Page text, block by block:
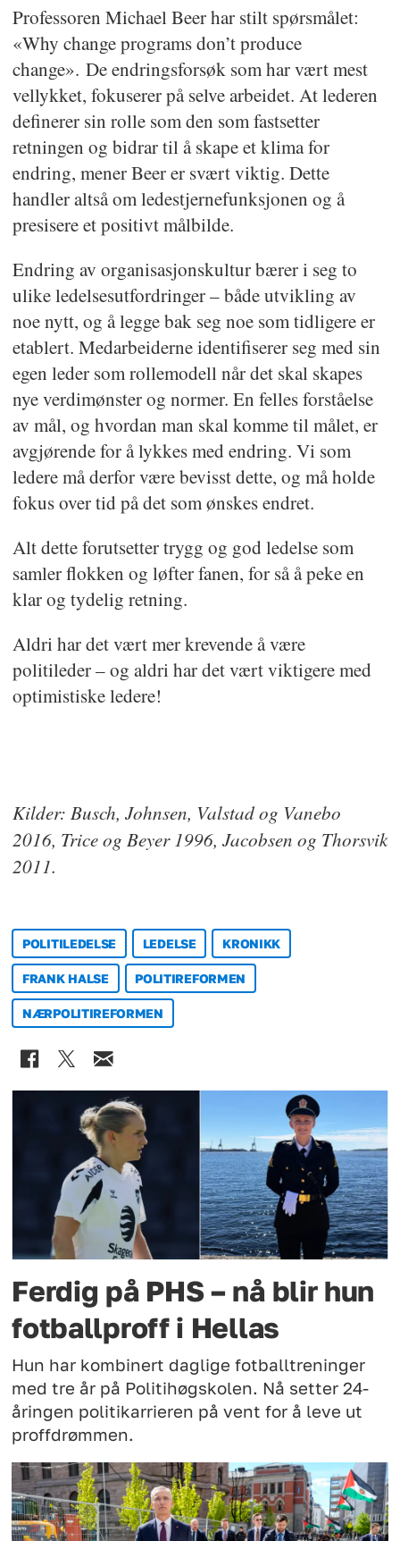
Professoren Michael Beer har stilt spørsmålet:
«Why change programs don’t produce
change». De endringsforsøk som har vært mest
vellykket, fokuserer på selve arbeidet. At lederen
definerer sin rolle som den som fastsetter
retningen og bidrar til å skape et klima for
endring, mener Beer er svært viktig. Dette
handler altså om ledestjernefunksjonen og å
presisere et positivt målbilde.
Endring av organisasjonskultur bærer i seg to
ulike ledelsesutfordringer – både utvikling av
noe nytt, og å legge bak seg noe som tidligere er
etablert. Medarbeiderne identifiserer seg med sin
egen leder som rollemodell når det skal skapes
nye verdimønster og normer. En felles forståelse
av mål, og hvordan man skal komme til målet, er
avgjørende for å lykkes med endring. Vi som
ledere må derfor være bevisst dette, og må holde
fokus over tid på det som ønskes endret.
Alt dette forutsetter trygg og god ledelse som
samler flokken og løfter fanen, for så å peke en
klar og tydelig retning.
Aldri har det vært mer krevende å være
politileder – og aldri har det vært viktigere med
optimistiske ledere!
Kilder: Busch, Johnsen, Valstad og Vanebo
2016, Trice og Beyer 1996, Jacobsen og Thorsvik
2011.
POLITILEDELSE LEDELSE KRONIKK
FRANK HALSE POLITIREFORMEN
NÆRPOLITIREFORMEN
Ferdig på PHS – nå blir hun
fotballproff i Hellas
Hun har kombinert daglige fotballtreninger
med tre år på Politihøgskolen. Nå setter 24-
åringen politikarrieren på vent for å leve ut
proffdrømmen.